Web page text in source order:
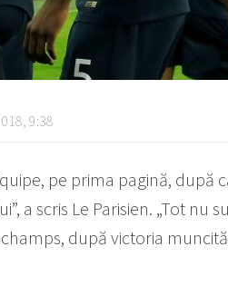
9:38
pe prima pagină, după
a scris Le Parisien. „Tot nu
după victoria